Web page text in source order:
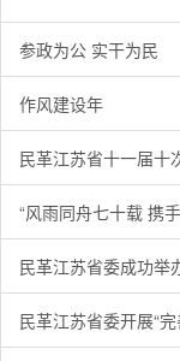
参政为公 实干为民
作风建设年
民革江苏省十一届十
“风雨同舟七十载 携
民革江苏省委成功举
民革江苏省委开展“完